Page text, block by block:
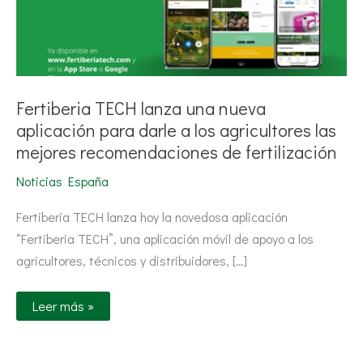
Fertiberia TECH lanza una nueva
aplicación para darle a los agricultores las
mejores recomendaciones de fertilización
Noticias España
Fertiberia TECH lanza hoy la novedosa aplicación
“Fertiberia TECH”, una aplicación móvil de apoyo a los
agricultores, técnicos y distribuidores, […]
fertilización
Leer más »